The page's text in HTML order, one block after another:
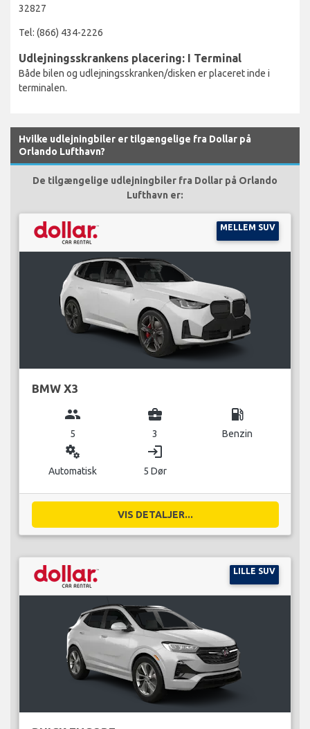
32827
Tel: (866) 434-2226
Udlejningsskrankens placering: I Terminal
Både bilen og udlejningsskranken/disken er placeret inde i
terminalen.
Hvilke udlejningbiler er tilgængelige fra Dollar på
Orlando Lufthavn?
De tilgængelige udlejningbiler fra Dollar på Orlando
Lufthavn er:
MELLEM SUV
BMW X3
group
5
business_center
3
local_gas_station
Benzin
miscellaneous_services
Automatisk
login
5 Dør
VIS DETALJER...
LILLE SUV